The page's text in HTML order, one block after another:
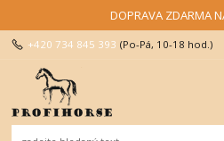
DOPRAVA ZDARMA
+420 734 845 393 (Po-Pá, 10-18 hod.)